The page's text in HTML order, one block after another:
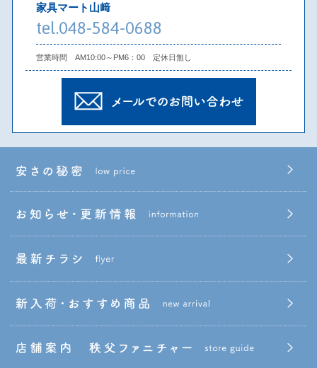
家具マート山﨑
tel.048-584-0688
営業時間 AM10:00～PM6：00 定休日無し